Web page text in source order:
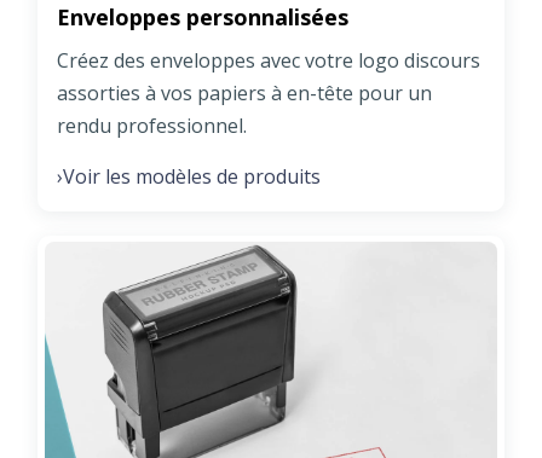
Enveloppes personnalisées
Créez des enveloppes avec votre logo discours
assorties à vos papiers à en-tête pour un
rendu professionnel.
›Voir les modèles de produits